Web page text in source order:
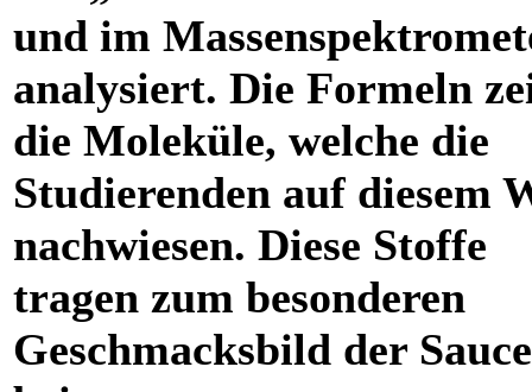
und im
analysiert. Die Formeln
die Moleküle, welche die
Studierenden auf diesem
nachwiesen. Diese Stoffe
tragen zum besonderen
Geschmacksbild der Sauce